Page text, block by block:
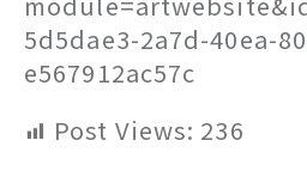
5d5dae3-2a7d-40ea-
e567912ac57c
Post Views: 236